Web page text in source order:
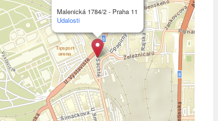
Malenická 1784/2 - Praha 11
Udalosti